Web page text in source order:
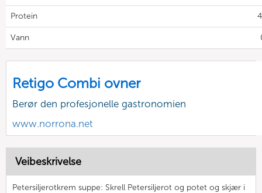
Protein
Vann
Retigo Combi ovner
Berør den profesjonelle gastronomien
www.norrona.net
Veibeskrivelse
Petersiljerotkrem suppe: Skrell Petersiljerot og potet og skjær i